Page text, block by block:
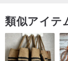
www.pinkoi.com/
—
類似アイテ